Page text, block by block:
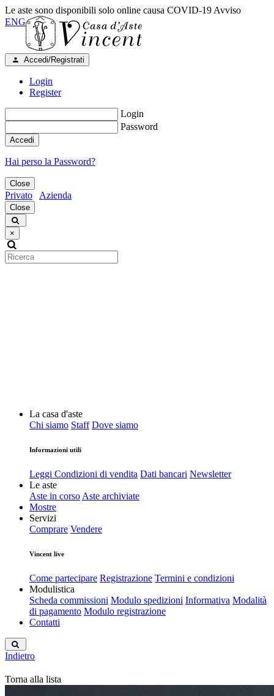
Le aste sono disponibili solo online causa COVID-19 Avviso
ENG
Accedi/Registrati
Login
Register
Login
Password
Accedi
Hai perso la Password?
Close
Privato Azienda
Close
×
La casa d'aste
Chi siamo Staff Dove siamo
Informazioni utili
Leggi Condizioni di vendita Dati bancari Newsletter
Le aste
Aste in corso Aste archiviate
Mostre
Servizi
Comprare Vendere
Vincent live
Come partecipare Registrazione Termini e condizioni
Modulistica
Scheda commissioni Modulo spedizioni Informativa Modalità
di pagamento Modulo registrazione
Contatti
Indietro
Torna alla lista